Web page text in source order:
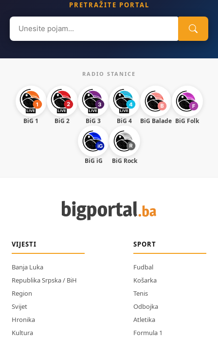
PRETRAŽITE PORTAL
Search
for:
RADIO STANICE
BiG 1 BiG 2 BiG 3 BiG 4 BiG Balade BiG Folk
BiG iG BiG Rock
VIJESTI
Banja Luka
Republika Srpska / BiH
Region
Svijet
Hronika
Kultura
SPORT
Fudbal
Košarka
Tenis
Odbojka
Atletika
Formula 1